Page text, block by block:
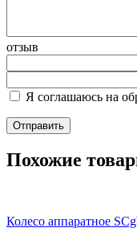
отзыв
Я соглашаюсь на
Похожие
Колесо аппаратное